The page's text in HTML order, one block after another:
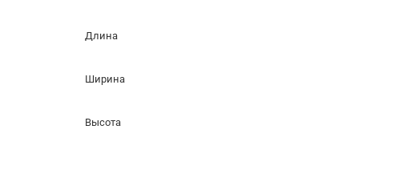
Длина
Ширина
Высота